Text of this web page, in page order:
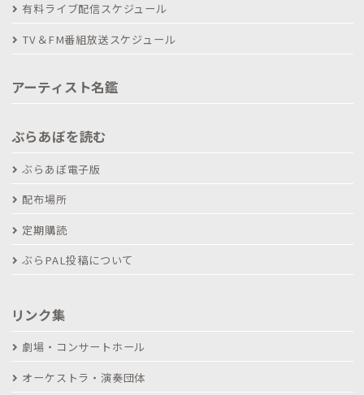
有料ライブ配信スケジュール
TV＆FM番組放送スケジュール
アーティスト名鑑
ぶらあぼを読む
ぶらあぼ電子版
配布場所
定期購読
ぶらPAL投稿について
リンク集
劇場・コンサートホール
オーケストラ・演奏団体